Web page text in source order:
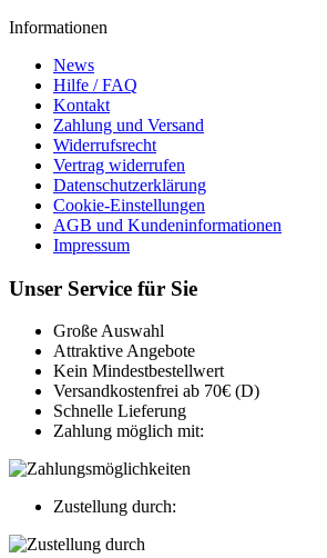
Informationen
News
Hilfe / FAQ
Kontakt
Zahlung und Versand
Widerrufsrecht
Vertrag widerrufen
Datenschutzerklärung
Cookie-Einstellungen
AGB und Kundeninformationen
Impressum
Unser Service für Sie
Große Auswahl
Attraktive Angebote
Kein Mindestbestellwert
Versandkostenfrei ab 70€ (D)
Schnelle Lieferung
Zahlung möglich mit:
Zustellung durch: